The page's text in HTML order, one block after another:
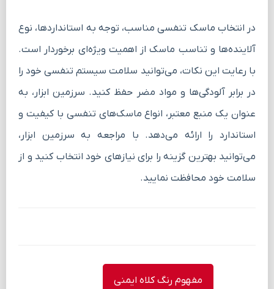
در انتخاب ماسک تنفسی مناسب، توجه به استانداردها، نوع
آلاینده‌ها و تناسب ماسک از اهمیت ویژه‌ای برخوردار است.
با رعایت این نکات، می‌توانید سلامت سیستم تنفسی خود را
در برابر آلودگی‌ها و مواد مضر حفظ کنید. سرزمین ابزار، به
عنوان یک منبع معتبر، انواع ماسک‌های تنفسی با کیفیت و
استاندارد را ارائه می‌دهد. با مراجعه به سرزمین ابزار،
می‌توانید بهترین گزینه را برای نیازهای خود انتخاب کنید و از
سلامت خود محافظت نمایید.
راهبری
مفهوم رنگ کلاه ایمنی